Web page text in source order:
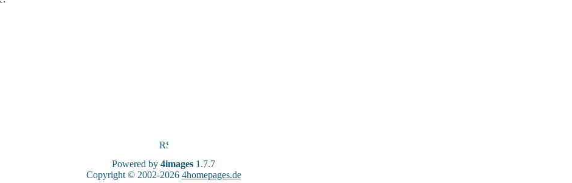
Powered by 4images 1.7.7
Copyright © 2002-2026 4homepages.de